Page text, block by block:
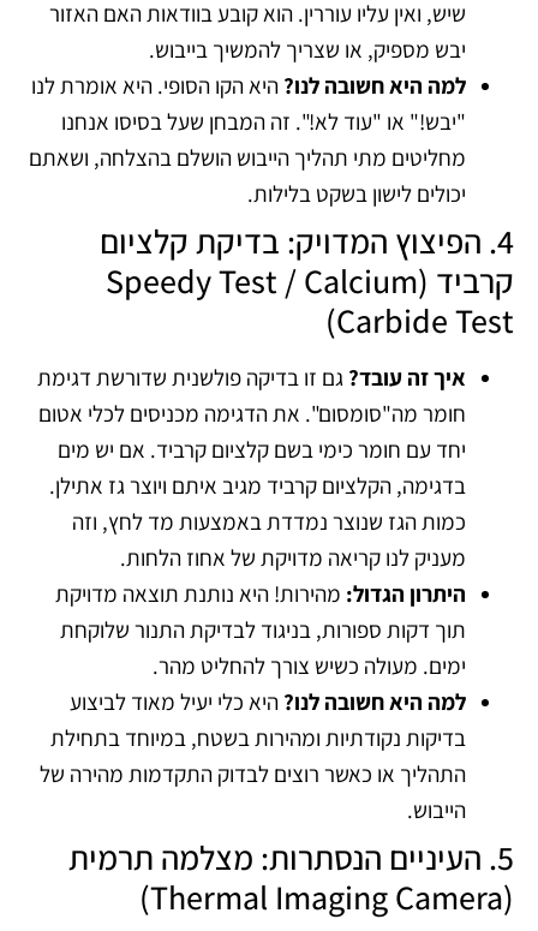
שיש, ואין עליו עוררין. הוא קובע בוודאות האם האזור
יבש מספיק, או שצריך להמשיך בייבוש.
למה היא חשובה לנו? היא הקו הסופי. היא אומרת לנו
"יבש!" או "עוד לא!". זה המבחן שעל בסיסו אנחנו
מחליטים מתי תהליך הייבוש הושלם בהצלחה, ושאתם
יכולים לישון בשקט בלילות.
4. הפיצוץ המדויק: בדיקת קלציום
קרביד (Speedy Test / Calcium
Carbide Test)
איך זה עובד? גם זו בדיקה פולשנית שדורשת דגימת
חומר מה"סומסום". את הדגימה מכניסים לכלי אטום
יחד עם חומר כימי בשם קלציום קרביד. אם יש מים
בדגימה, הקלציום קרביד מגיב איתם ויוצר גז אתילן.
כמות הגז שנוצר נמדדת באמצעות מד לחץ, וזה
מעניק לנו קריאה מדויקת של אחוז הלחות.
היתרון הגדול: מהירות! היא נותנת תוצאה מדויקת
תוך דקות ספורות, בניגוד לבדיקת התנור שלוקחת
ימים. מעולה כשיש צורך להחליט מהר.
למה היא חשובה לנו? היא כלי יעיל מאוד לביצוע
בדיקות נקודתיות ומהירות בשטח, במיוחד בתחילת
התהליך או כאשר רוצים לבדוק התקדמות מהירה של
הייבוש.
5. העיניים הנסתרות: מצלמה תרמית
(Thermal Imaging Camera)